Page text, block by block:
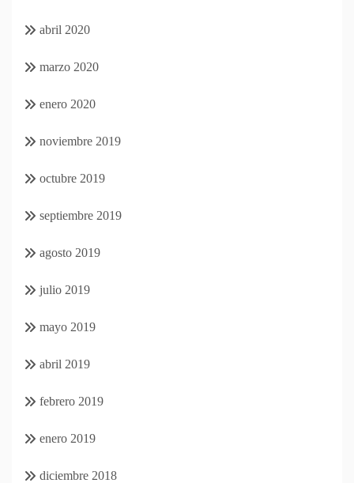
abril 2020
marzo 2020
enero 2020
noviembre 2019
octubre 2019
septiembre 2019
agosto 2019
julio 2019
mayo 2019
abril 2019
febrero 2019
enero 2019
diciembre 2018